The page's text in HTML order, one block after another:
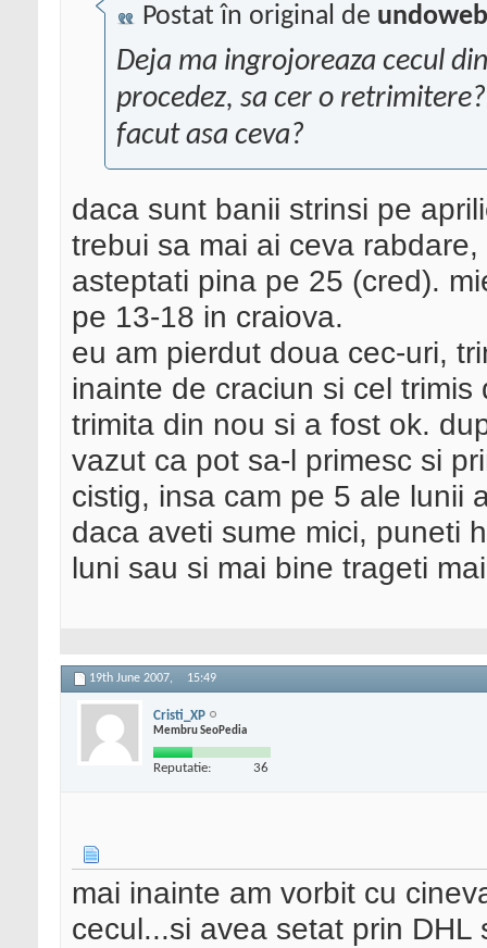
Postat în original de undoweb
Deja ma ingrojoreaza cecul
procedez, sa cer o
facut asa ceva?
daca sunt banii strinsi pe
trebui sa mai ai ceva
asteptati pina pe 25 (cred).
pe 13-18 in craiova.
eu am pierdut doua cec-uri,
inainte de craciun si cel
trimita din nou si a fost ok.
vazut ca pot sa-l primesc si
cistig, insa cam pe 5 ale lunii
daca aveti sume mici, puneti
luni sau si mai bine trageti
19th June 2007, 15:49
Cristi_XP
Membru SeoPedia
Reputatie: 36
mai inainte am vorbit cu
cecul...si avea setat prin DHL